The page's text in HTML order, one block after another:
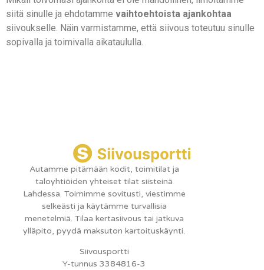
siitä sinulle ja ehdotamme vaihtoehtoista ajankohtaa
siivoukselle. Näin varmistamme, että siivous toteutuu sinulle
sopivalla ja toimivalla aikataululla.
Autamme pitämään kodit, toimitilat ja
taloyhtiöiden yhteiset tilat siisteinä
Lahdessa. Toimimme sovitusti, viestimme
selkeästi ja käytämme turvallisia
menetelmiä. Tilaa kertasiivous tai jatkuva
ylläpito, pyydä maksuton kartoituskäynti.
Siivousportti
Y-tunnus 3384816-3